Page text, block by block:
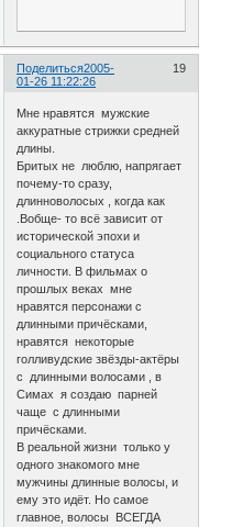
Поделиться 19
2005-
01-26 11:22:26
Мне нравятся мужские
аккуратные стрижки средней
длины.
Бритых не люблю, напрягает
почему-то сразу,
длинноволосых , когда как
.Вобще- то всё зависит от
исторической эпохи и
социального статуса
личности. В фильмах о
прошлых веках мне
нравятся персонажи с
длинными причёсками,
нравятся некоторые
голливудские звёзды-актёры
с длинными волосами , в
Симах я создаю парней
чаще с длинными
причёсками.
В реальной жизни только у
одного знакомого мне
мужчины длинные волосы, и
ему это идёт. Но самое
главное, волосы ВСЕГДА